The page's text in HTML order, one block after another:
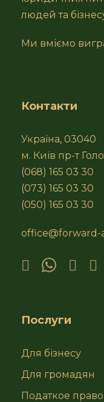
людей та
Ми вміємо
Контакти
Україна, 03040
м. Київ пр-т
(068) 165 03 30
(073) 165 03 30
(050) 165 03 30
office@forward-
Послуги
Для бізнесу
Для громадян
Податкое право